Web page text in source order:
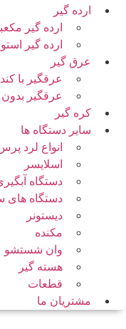
ارده گیر
ارده گیر
ارده گیر
عرق گیر
عرقگیر با
عرقگیر بدون
کره گیر
سایر دستگاه ها
انواع لرد
اسلایسر
دستگاه
دستگاه های
دیستونر
مکنده
وان شستشو
هسته گیر
قطعات
مشتریان ما